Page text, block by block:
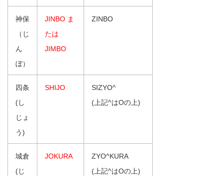
神保
（じ
ん
ぼ）
JINBO ま
たは
JIMBO
ZINBO
四条
(し
じょ
う)
SHIJO
SIZYO^
(上記^はOの上)
城倉
(じ
JOKURA
ZYO^KURA
(上記^はOの上)